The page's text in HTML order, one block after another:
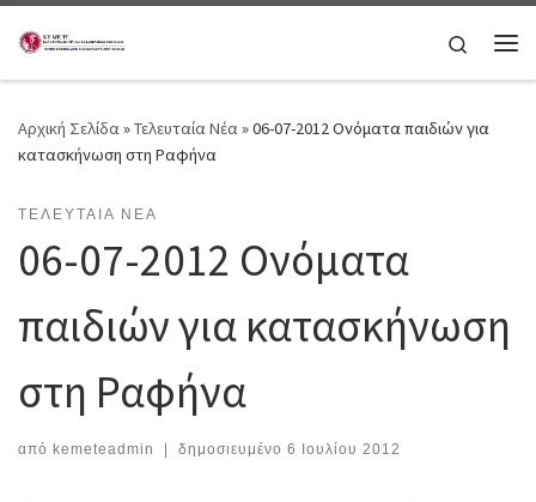
Μετάβαση στο περιεχόμενο
Search
Αρχική Σελίδα»Τελευταία Νέα»06-07-2012 Ονόματα παιδιών για
κατασκήνωση στη Ραφήνα
ΤΕΛΕΥΤΑΊΑ ΝΈΑ
06-07-2012 Ονόματα
παιδιών για κατασκήνωση
στη Ραφήνα
από kemeteadmin | δημοσιευμένο 6 Ιουλίου 2012